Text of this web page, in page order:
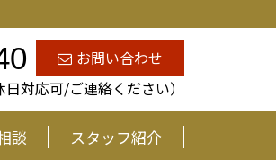
お問い合わせ
対応可/ご連絡ください）
談 スタッフ紹介